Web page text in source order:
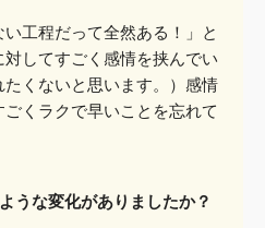
工程だって全然ある！」と
してすごく感情を挟んでい
たくないと思います。）感情
くラクで早いことを忘れて
うな変化がありましたか？